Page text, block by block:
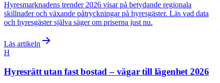
Hyresmarknadens trender 2026 visar på betydande regionala
skillnader och växande påtryckningar på hyresgäster. Läs vad data
och hyresgäster själva säger om priserna just nu.
Läs artikeln
H
Hyresrätt utan fast bostad – vägar till lägenhet 2026